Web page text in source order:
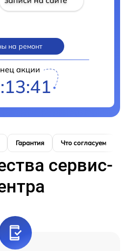
на ремонт
акции
Гарантия Что согласуем
сервис-